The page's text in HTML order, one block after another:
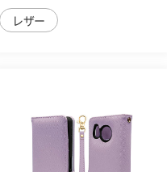
レザー